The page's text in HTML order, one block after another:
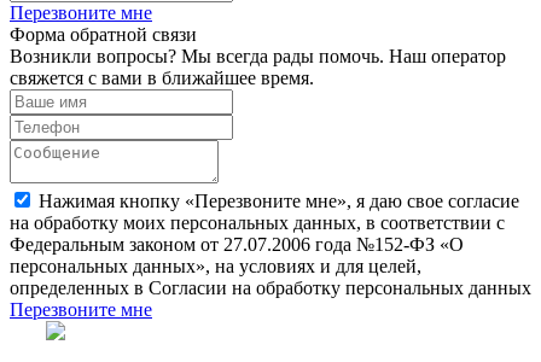
Перезвоните мне
Форма обратной связи
Возникли вопросы? Мы всегда рады помочь. Наш оператор
свяжется с вами в ближайшее время.
Нажимая кнопку «Перезвоните мне», я даю свое согласие
на обработку моих персональных данных, в соответствии с
Федеральным законом от 27.07.2006 года №152-ФЗ «О
персональных данных», на условиях и для целей,
определенных в Согласии на обработку персональных данных
Перезвоните мне